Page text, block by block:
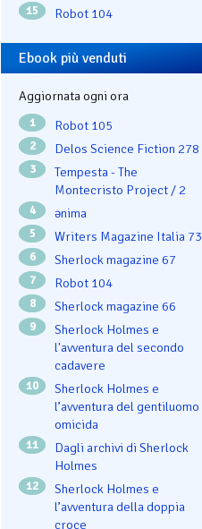
15 Robot 104
Ebook più venduti
Aggiornata ogni ora
1 Robot 105
2 Delos Science Fiction 278
3
Tempesta - The
Montecristo Project / 2
4 ənima
5 Writers Magazine Italia 73
6 Sherlock magazine 67
7 Robot 104
8 Sherlock magazine 66
9
Sherlock Holmes e
l'avventura del secondo
cadavere
10
Sherlock Holmes e
l’avventura del gentiluomo
omicida
11
Dagli archivi di Sherlock
Holmes
12
Sherlock Holmes e
l’avventura della doppia
croce